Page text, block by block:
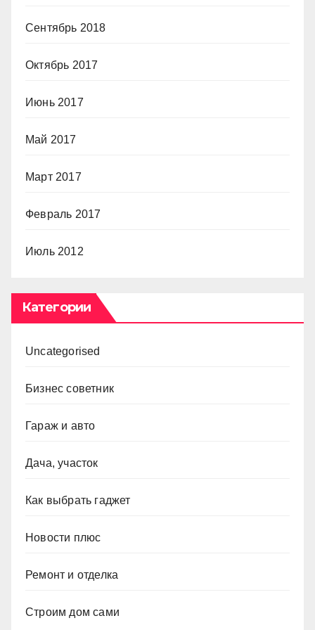
Сентябрь 2018
Октябрь 2017
Июнь 2017
Май 2017
Март 2017
Февраль 2017
Июль 2012
Категории
Uncategorised
Бизнес советник
Гараж и авто
Дача, участок
Как выбрать гаджет
Новости плюс
Ремонт и отделка
Строим дом сами